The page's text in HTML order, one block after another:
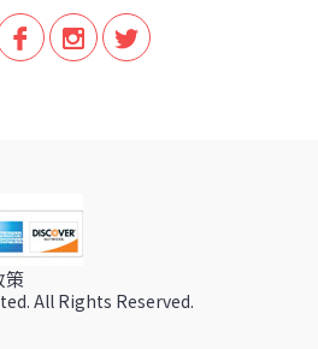
策
All Rights Reserved.